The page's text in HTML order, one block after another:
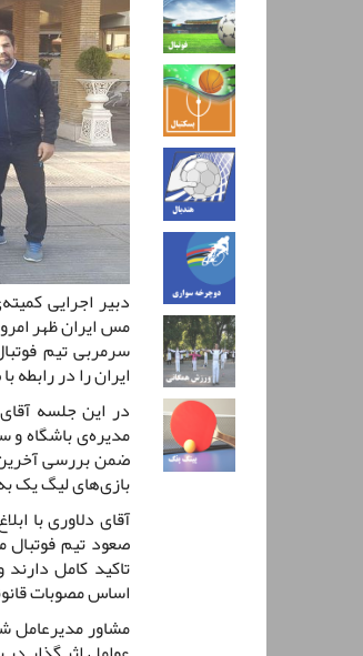
دبیر اجرایی
مس ایران ظهر
سرمربی تیم
ایران را در رابطه
در این جلسه
مدیره‌ی باشگاه و
ضمن بررسی آخرین
بازی‌های لیگ یک
آقای دلاوری با
صعود تیم
تاکید کامل
اساس مصوبات
مشاور مدیرعامل